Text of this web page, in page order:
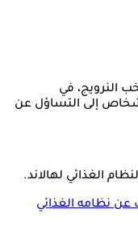
النرويج، في
إلى التساؤل عن
الغذائي لهالاند.
نظامه الغذائي